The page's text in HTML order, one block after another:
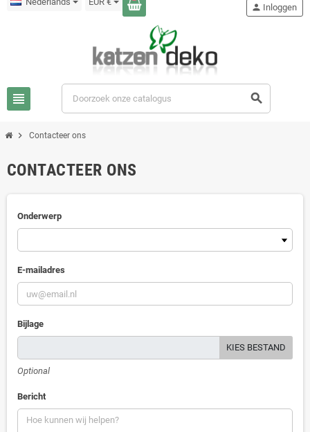
view_headline search
person Inloggen
chevron_right Contacteer ons
CONTACTEER ONS
Onderwerp
E-mailadres
Bijlage
KIES BESTAND
Optional
Bericht